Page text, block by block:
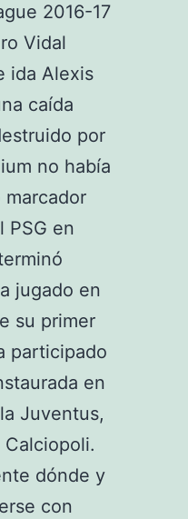
2016-17
Vidal
ida Alexis
caída
por
no había
PSG en
jugado en
su primer
participado
en
Juventus,
dónde y
con